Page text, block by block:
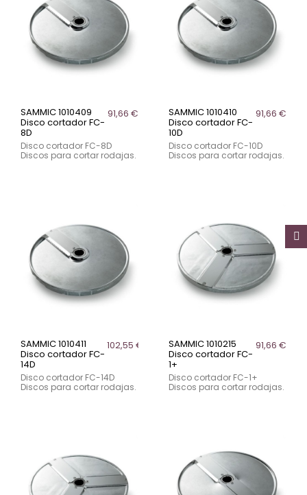
SAMMIC 1010409
Disco cortador FC-
8D
91,66 €
Disco cortador FC-8D
Discos para cortar rodajas.
SAMMIC 1010410
Disco cortador FC-
10D
91,66 €
Disco cortador FC-10D
Discos para cortar rodajas.
SAMMIC 1010411
Disco cortador FC-
14D
102,55 €
Disco cortador FC-14D
Discos para cortar rodajas.
SAMMIC 1010215
Disco cortador FC-
1+
91,66 €
Disco cortador FC-1+
Discos para cortar rodajas.